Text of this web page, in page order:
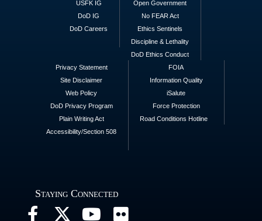
USFK IG
DoD IG
DoD Careers
Open Government
No FEAR Act
Ethics Sentinels
Discipline & Lethality
DoD Ethics Conduct
Privacy Statement
Site Disclaimer
Web Policy
DoD Privacy Program
Plain Writing Act
Accessibility/Section 508
FOIA
Information Quality
iSalute
Force Protection
Road Conditions Hotline
Staying Connected